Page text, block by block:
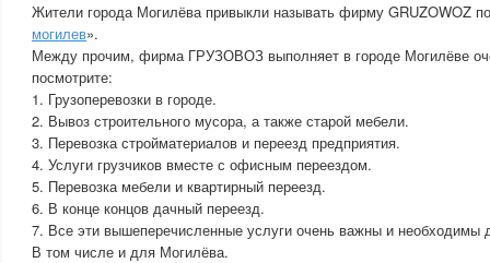
Жители города Могилёва привыкли называть фирму GRUZOWOZ
могилев».
Между прочим, фирма ГРУЗОВОЗ выполняет в городе Могилёве
посмотрите:
1. Грузоперевозки в городе.
2. Вывоз строительного мусора, а также старой мебели.
3. Перевозка стройматериалов и переезд предприятия.
4. Услуги грузчиков вместе с офисным переездом.
5. Перевозка мебели и квартирный переезд.
6. В конце концов дачный переезд.
7. Все эти вышеперечисленные услуги очень важны и необходимы
В том числе и для Могилёва.